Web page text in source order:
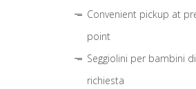
Convenient pickup at
point
Seggiolini per bambini
richiesta